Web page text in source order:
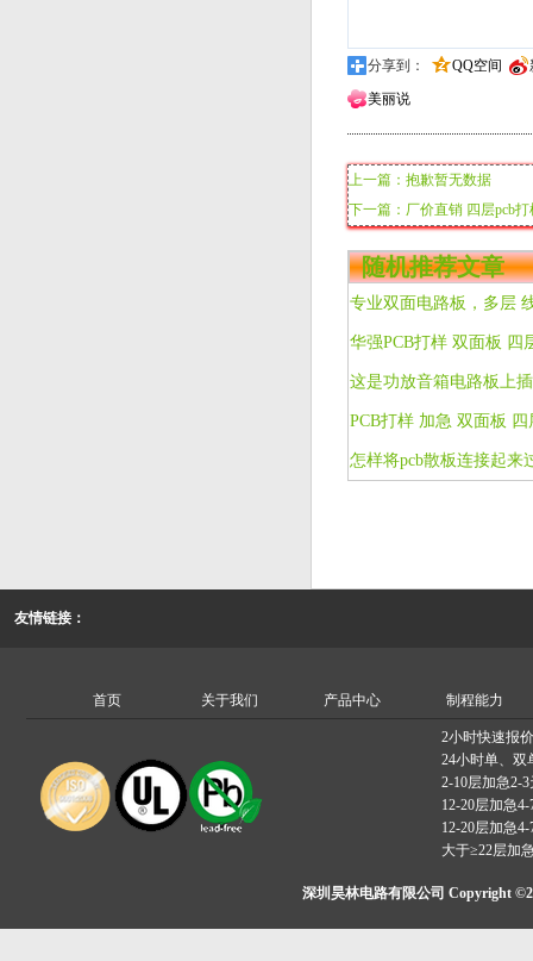
分享到： QQ空间
美丽说
上一篇：抱歉暂无数据
下一篇：厂价直销 四层pcb
随机推荐文章
怎样将pcb散板连接起来
友情链接：
首页 关于我们 产品中心 制程能力
2小时快速报价
24小时单、双
2-10层加急2-3
12-20层加急4-
12-20层加急4-
大于≥22层加
深圳昊林电路有限公司 Copyright